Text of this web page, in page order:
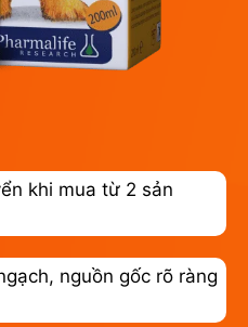
khi mua từ 2 sản
nguồn gốc rõ ràng